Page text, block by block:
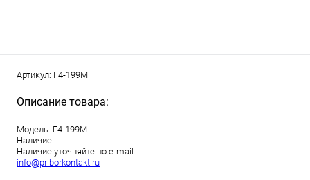
Артикул: Г4-199М
Описание товара:
Модель: Г4-199М
Наличие:
Наличие уточняйте по e-mail:
info@priborkontakt.ru